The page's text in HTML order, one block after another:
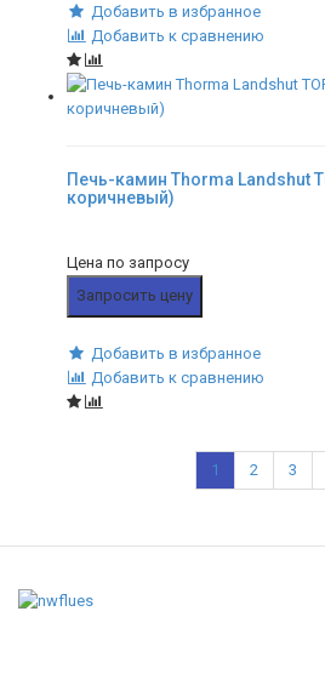
Добавить в избранное
Добавить к сравнению
Печь-камин Thorma Landshut
коричневый)
Цена по запросу
Запросить цену
Добавить в избранное
Добавить к сравнению
1 2 3